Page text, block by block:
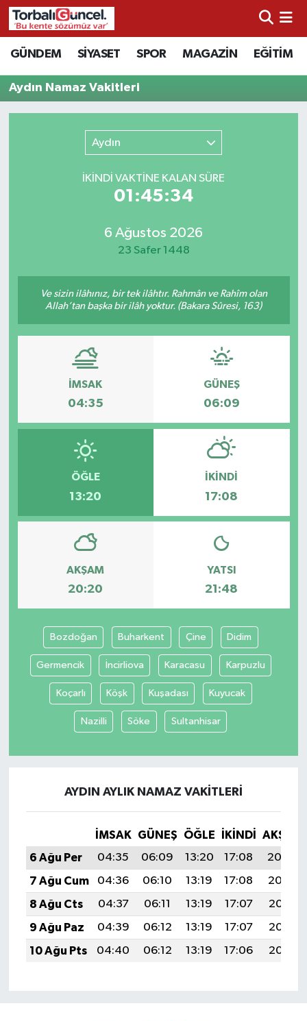
GÜNDEM SİYASET SPOR MAGAZİN EĞİTİM
Aydın Namaz Vakitleri
Aydın
İKINDI VAKTİNE KALAN SÜRE
01:45:34
6 Ağustos 2026
23 Safer 1448
Ve sizin ilâhınız, bir tek ilâhtır. Rahmân ve Rahîm olan
Allah’tan başka bir ilâh yoktur. (Bakara Sûresi, 163)
İMSAK
04:35
GÜNEŞ
06:09
ÖĞLE
13:20
İKINDI
17:08
AKŞAM
20:20
YATSI
21:48
Bozdoğan Buharkent Çine Didim
Germencik İncirliova Karacasu Karpuzlu
Koçarlı Köşk Kuşadası Kuyucak
Nazilli Söke Sultanhisar
AYDIN AYLIK NAMAZ VAKITLERI
İMSAK GÜNEŞ ÖĞLE İKINDI
AKŞAM
6 Ağu Per
04:35 06:09 13:20 17:08
20:20
7 Ağu Cum
04:36 06:10 13:19 17:08
20:19
8 Ağu Cts
04:37 06:11 13:19 17:07
20:18
9 Ağu Paz
04:39 06:12 13:19 17:07
20:17
10 Ağu Pts
04:40 06:12 13:19 17:06 20:16
İzmir Nöbetçi Eczaneler
İzmir Hava Durumu
İzmir Trafik Yoğunluk Haritası
Süper Lig Puan Durumu ve Fikstür
Tüm Manşetler
Haber Arşivi